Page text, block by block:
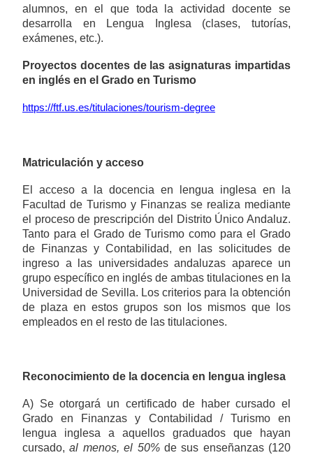
alumnos, en el que toda la actividad docente se
desarrolla en Lengua Inglesa (clases, tutorías,
exámenes, etc.).
Proyectos docentes de las asignaturas impartidas
en inglés en el Grado en Turismo
https://ftf.us.es/titulaciones/tourism-degree
Matriculación y acceso
El acceso a la docencia en lengua inglesa en la
Facultad de Turismo y Finanzas se realiza mediante
el proceso de prescripción del Distrito Único Andaluz.
Tanto para el Grado de Turismo como para el Grado
de Finanzas y Contabilidad, en las solicitudes de
ingreso a las universidades andaluzas aparece un
grupo específico en inglés de ambas titulaciones en la
Universidad de Sevilla. Los criterios para la obtención
de plaza en estos grupos son los mismos que los
empleados en el resto de las titulaciones.
Reconocimiento de la docencia en lengua inglesa
A) Se otorgará un certificado de haber cursado el
Grado en Finanzas y Contabilidad / Turismo en
lengua inglesa a aquellos graduados que hayan
cursado,al menos, el 50%de sus enseñanzas (120